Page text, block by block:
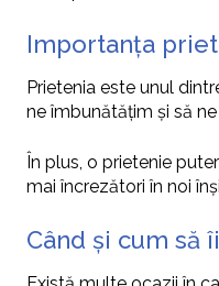
Importanța
Prietenia este unul
ne îmbunătățim și să
În plus, o prietenie
mai încrezători în noi
Când și cum să